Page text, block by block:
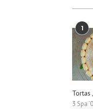
1
Tortas
3 Spa